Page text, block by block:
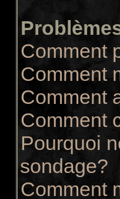
Comment
Comment
Comment
Comment
Pourquoi
sondage?
Comment